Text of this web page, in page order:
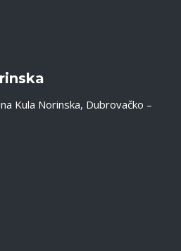
Kula Norinska, Dubrovačko –